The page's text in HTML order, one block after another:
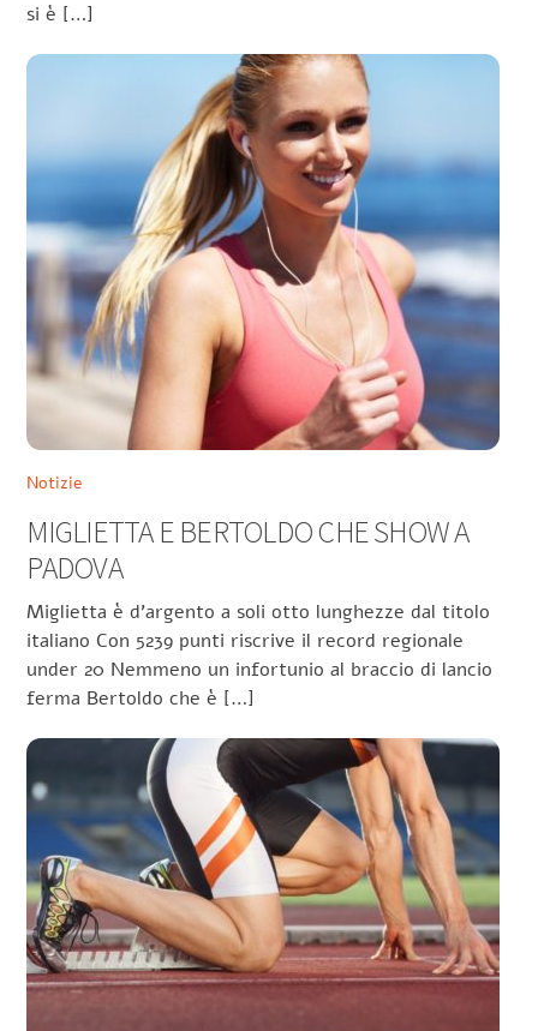
si è […]
Notizie
MIGLIETTA E BERTOLDO CHE SHOW A
PADOVA
Miglietta è d’argento a soli otto lunghezze dal titolo
italiano Con 5239 punti riscrive il record regionale
under 20 Nemmeno un infortunio al braccio di lancio
ferma Bertoldo che è […]